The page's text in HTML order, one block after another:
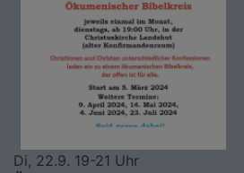
Di, 22.9. 19-21 Uhr